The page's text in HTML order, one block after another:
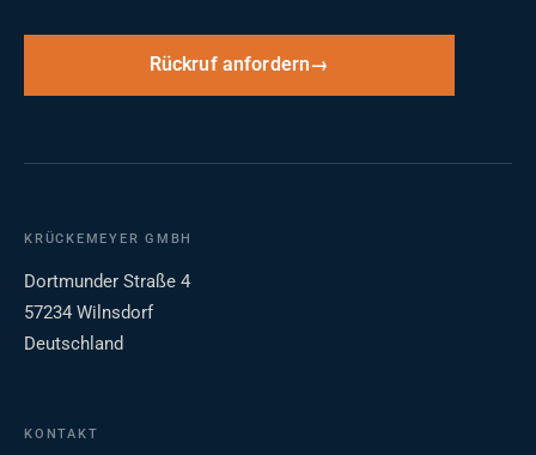
Rückruf anfordern
KRÜCKEMEYER GMBH
Dortmunder Straße 4
57234 Wilnsdorf
Deutschland
KONTAKT